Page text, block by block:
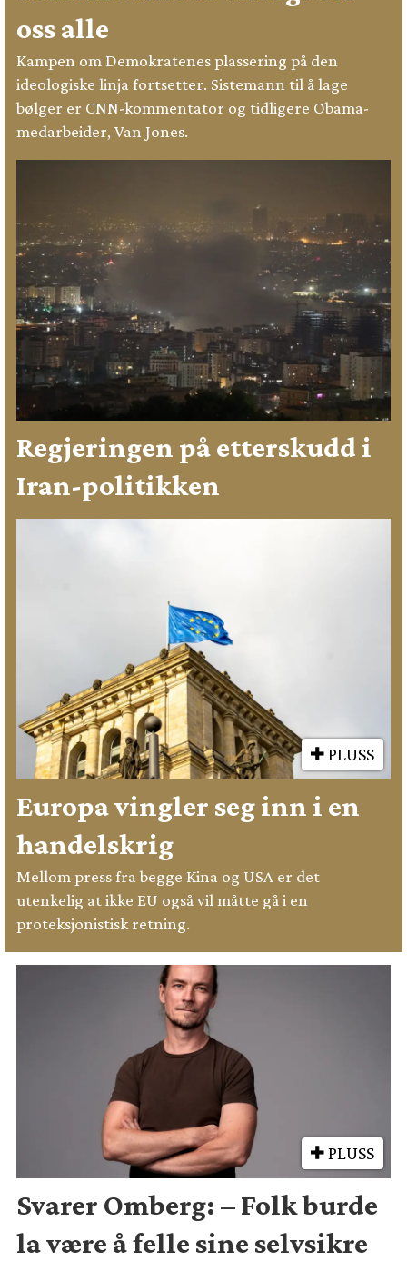
oss alle
Kampen om Demokratenes plassering på den
ideologiske linja fortsetter. Sistemann til å lage
bølger er CNN-kommentator og tidligere Obama-
medarbeider, Van Jones.
Regjeringen på etterskudd i
Iran-politikken
PLUSS
Europa vingler seg inn i en
handelskrig
Mellom press fra begge Kina og USA er det
utenkelig at ikke EU også vil måtte gå i en
proteksjonistisk retning.
PLUSS
Svarer Omberg: – Folk burde
la være å felle sine selvsikre